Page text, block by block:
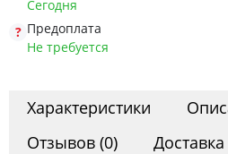
Сегодня
Предоплата
Не требуется
Характеристики
Отзывов (0)
Доставка